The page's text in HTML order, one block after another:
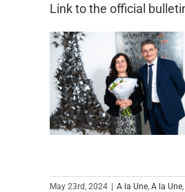
Link to the official
May 23rd, 2024 A la Une, A la Une,